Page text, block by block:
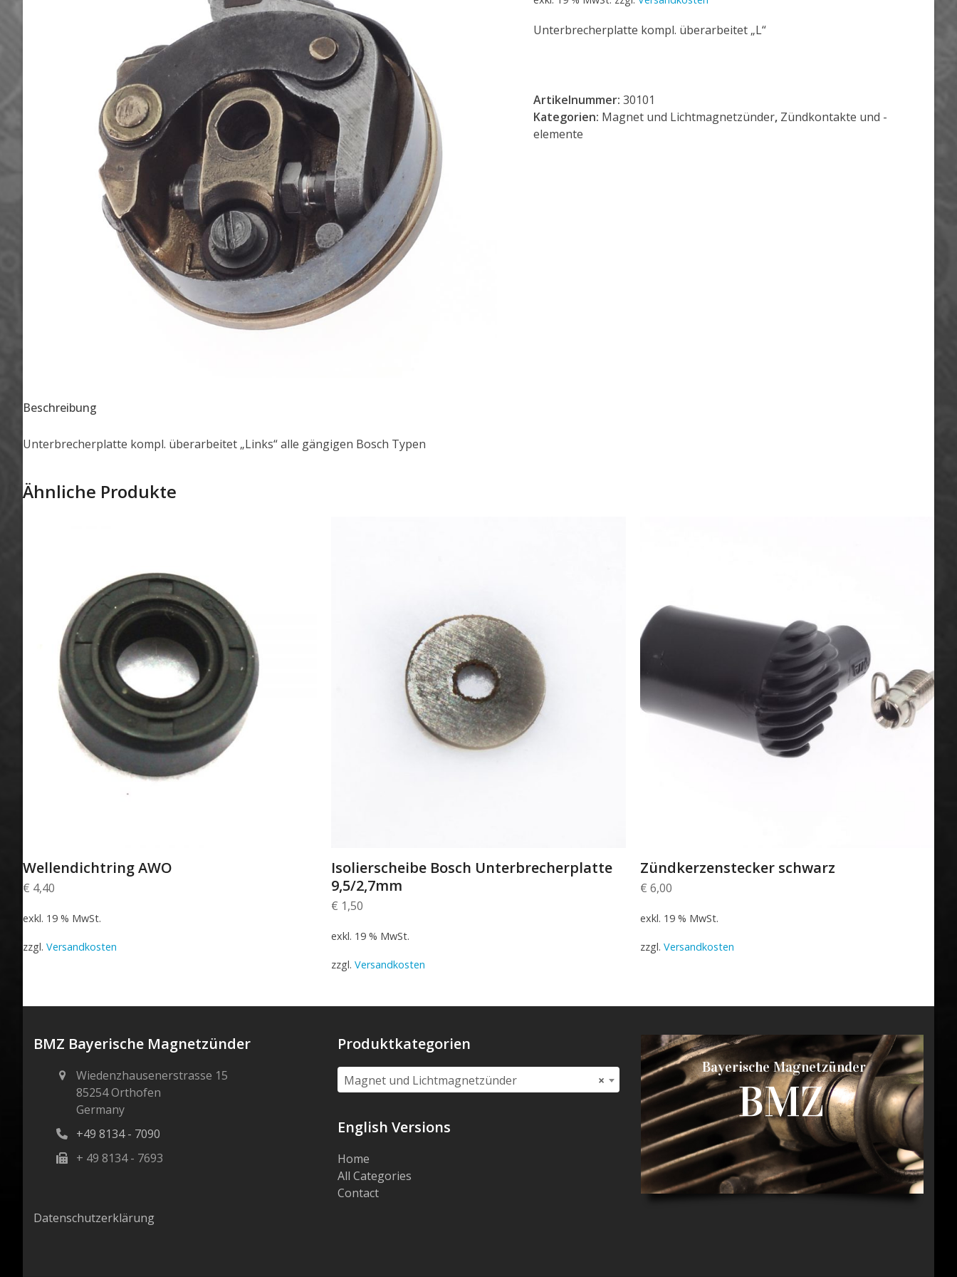
Unterbrecherplatte kompl. überarbeitet „L“
Artikelnummer: 30101
Kategorien: Magnet und Lichtmagnetzünder, Zündkontakte und -
elemente
Beschreibung
Unterbrecherplatte kompl. überarbeitet „Links“ alle gängigen Bosch Typen
Ähnliche Produkte
Wellendichtring AWO
€ 4,40
exkl. 19 % MwSt.
zzgl. Versandkosten
Isolierscheibe Bosch Unterbrecherplatte
9,5/2,7mm
€ 1,50
exkl. 19 % MwSt.
zzgl.Versandkosten
Zündkerzenstecker schwarz
€ 6,00
exkl. 19 % MwSt.
zzgl. Versandkosten
BMZ Bayerische Magnetzünder
Wiedenzhausenerstrasse 15
85254 Orthofen
Germany
+49 8134 - 7090
+ 49 8134 - 7693
Datenschutzerklärung
Produktkategorien
×
Magnet und Lichtmagnetzünder
English Versions
Home
All Categories
Contact
Bayerische Magnetzünder
BMZ